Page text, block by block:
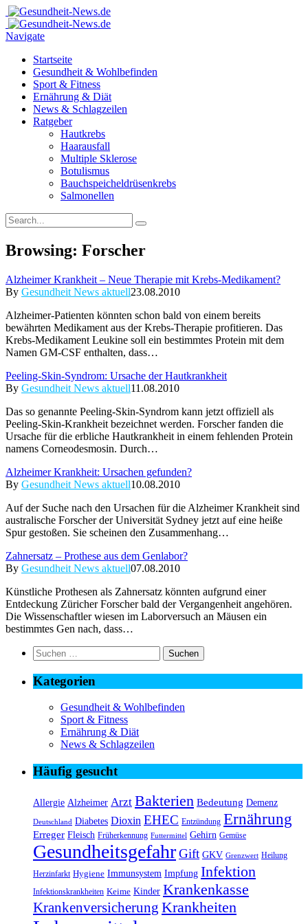
Navigate
Startseite
Gesundheit & Wohlbefinden
Sport & Fitness
Ernährung & Diät
News & Schlagzeilen
Ratgeber
Hautkrebs
Haarausfall
Multiple Sklerose
Botulismus
Bauchspeicheldrüsenkrebs
Salmonellen
Browsing: Forscher
Alzheimer Krankheit – Neue Therapie mit Krebs-Medikament?
By Gesundheit News aktuell23.08.2010
Alzheimer-Patienten könnten schon bald von einem bereits
bewährten Medikament aus der Krebs-Therapie profitieren. Das
Krebs-Medikament Leukine soll ein bestimmtes Protein mit dem
Namen GM-CSF enthalten, dass…
Peeling-Skin-Syndrom: Ursache der Hautkrankheit
By Gesundheit News aktuell11.08.2010
Das so genannte Peeling-Skin-Syndrom kann jetzt offiziell als
Peeling-Skin-Krankheit bezeichnet werden. Forscher fanden die
Ursache für die erbliche Hautkrankheit in einem fehlenden Protein
namens Corneodesmosin. Durch…
Alzheimer Krankheit: Ursachen gefunden?
By Gesundheit News aktuell10.08.2010
Auf der Suche nach den Ursachen für die Alzheimer Krankheit sind
australische Forscher der Universität Sydney jetzt auf eine heiße
Spur gestoßen. Sie scheinen den Zusammenhang…
Zahnersatz – Prothese aus dem Genlabor?
By Gesundheit News aktuell07.08.2010
Künstliche Prothesen als Zahnersatz könnten aufgrund einer
Entdeckung Züricher Forscher bald der Vergangenheit angehören.
Die Wissenschaftler wiesen im Laborversuch an Mäusen ein
bestimmtes Gen nach, dass…
Suchen
nach:
Kategorien
Gesundheit & Wohlbefinden
Sport & Fitness
Ernährung & Diät
News & Schlagzeilen
Häufig gesucht
Allergie Alzheimer Arzt Bakterien Bedeutung Demenz
Deutschland Diabetes Dioxin EHEC Entzündung Ernährung
Erreger Fleisch Früherkennung Futtermittel Gehirn Gemüse
GesundheitsgefahrGift GKV Grenzwert Heilung
Herzinfarkt Hygiene Immunsystem Impfung Infektion
Infektionskrankheiten Keime Kinder Krankenkasse
Krankenversicherung Krankheiten